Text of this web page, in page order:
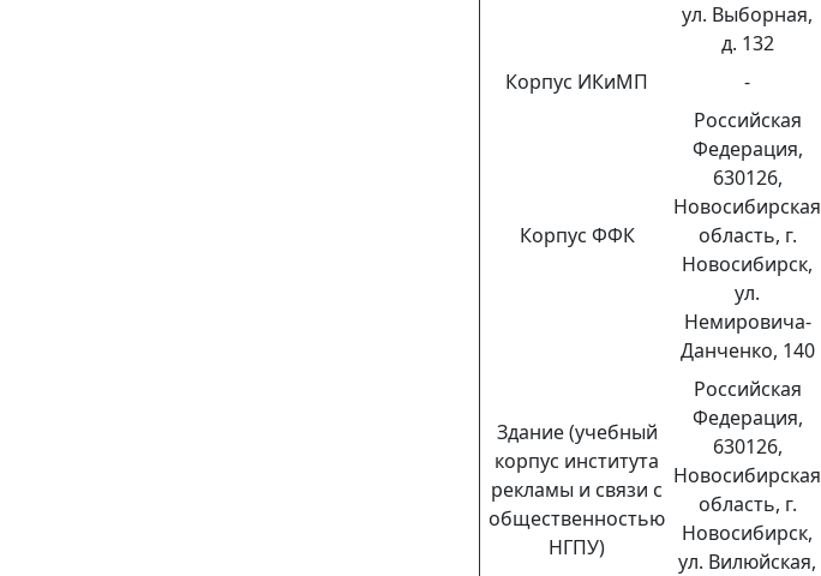
ул. Выборная,
д. 132
Корпус ИКиМП -
Корпус ФФК
Российская
Федерация,
630126,
Новосибирская
область, г.
Новосибирск,
ул.
Немировича-
Данченко, 140
Здание (учебный
корпус института
рекламы и связи с
общественностью
НГПУ)
Российская
Федерация,
630126,
Новосибирская
область, г.
Новосибирск,
ул. Вилюйская,